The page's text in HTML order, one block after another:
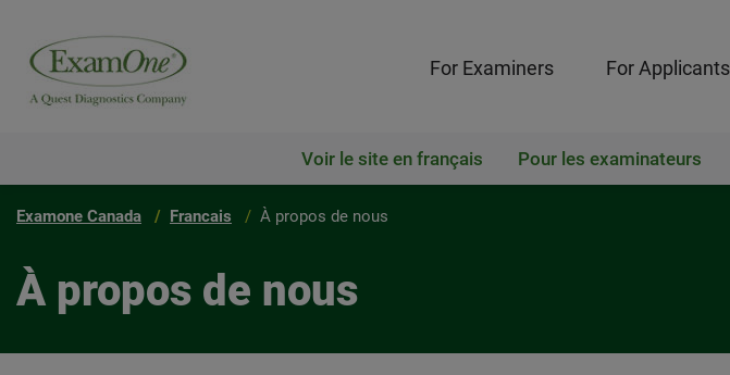
For Examiners For Applicants
Voir le site en français Pour les examinateurs
Examone Canada Francais​ À propos de nous
À propos de nous